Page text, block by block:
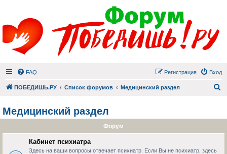
FAQ Вход
Регистрация
ПОБЕДИШЬ.РУ Список форумов Медицинский раздел
Медицинский раздел
Форум
Кабинет психиатра
Здесь на ваши вопросы отвечает психиатр. Если Вы не психиатр, здесь